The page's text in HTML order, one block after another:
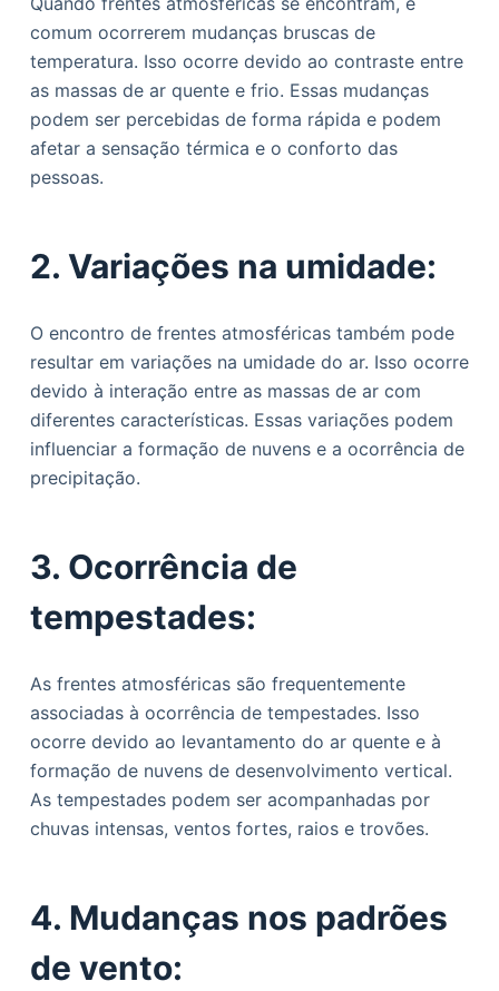
comum ocorrerem mudanças bruscas de
temperatura. Isso ocorre devido ao contraste entre
as massas de ar quente e frio. Essas mudanças
podem ser percebidas de forma rápida e podem
afetar a sensação térmica e o conforto das
pessoas.
2. Variações na umidade:
O encontro de frentes atmosféricas também pode
resultar em variações na umidade do ar. Isso ocorre
devido à interação entre as massas de ar com
diferentes características. Essas variações podem
influenciar a formação de nuvens e a ocorrência de
precipitação.
3. Ocorrência de
tempestades:
As frentes atmosféricas são frequentemente
associadas à ocorrência de tempestades. Isso
ocorre devido ao levantamento do ar quente e à
formação de nuvens de desenvolvimento vertical.
As tempestades podem ser acompanhadas por
chuvas intensas, ventos fortes, raios e trovões.
4. Mudanças nos padrões
de vento: